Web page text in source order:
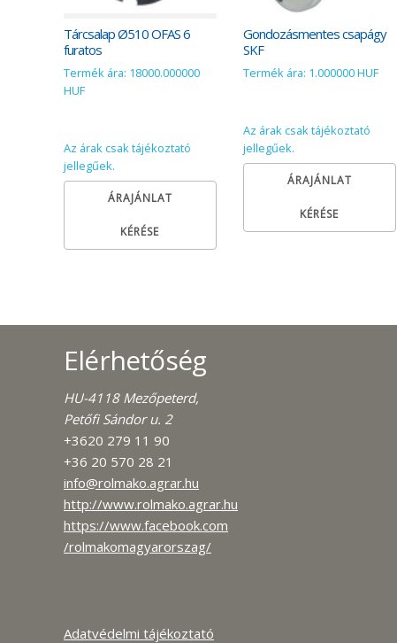
Tárcsalap Ø510 OFAS 6
furatos
Termék ára: 18000.000000
HUF
Az árak csak tájékoztató
jellegűek.
ÁRAJÁNLAT
KÉRÉSE
Gondozásmentes csapágy
SKF
Termék ára: 1.000000 HUF
Az árak csak tájékoztató
jellegűek.
ÁRAJÁNLAT
KÉRÉSE
Elérhetőség
HU-4118 Mezőpeterd,
Petőfi Sándor u. 2
+3620 279 11 90
+36 20 570 28 21
info@rolmako.agrar.hu
http://www.rolmako.agrar.hu
https://www.facebook.com
/rolmakomagyarorszag/
Adatvédelmi tájékoztató